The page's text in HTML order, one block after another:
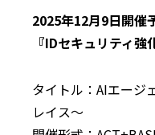
2025年12月9日開催
『IDセキュリティ
タイトル：AIエージ
レイス～